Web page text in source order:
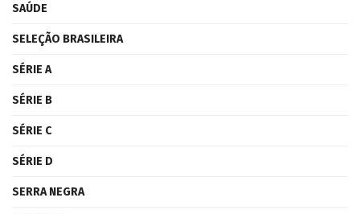
SAÚDE
SELEÇÃO BRASILEIRA
SÉRIE A
SÉRIE B
SÉRIE C
SÉRIE D
SERRA NEGRA